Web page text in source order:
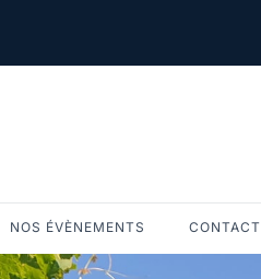
NOS ÉVÈNEMENTS CONTACT